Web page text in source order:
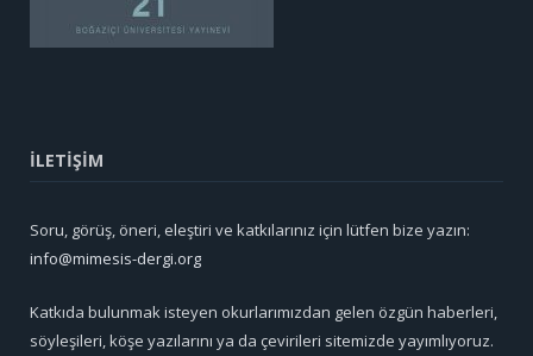
İLETİŞİM
Soru, görüş, öneri, eleştiri ve katkılarınız için lütfen bize yazın:
info@mimesis-dergi.org
Katkıda bulunmak isteyen okurlarımızdan gelen özgün haberleri,
söyleşileri, köşe yazılarını ya da çevirileri sitemizde yayımlıyoruz.